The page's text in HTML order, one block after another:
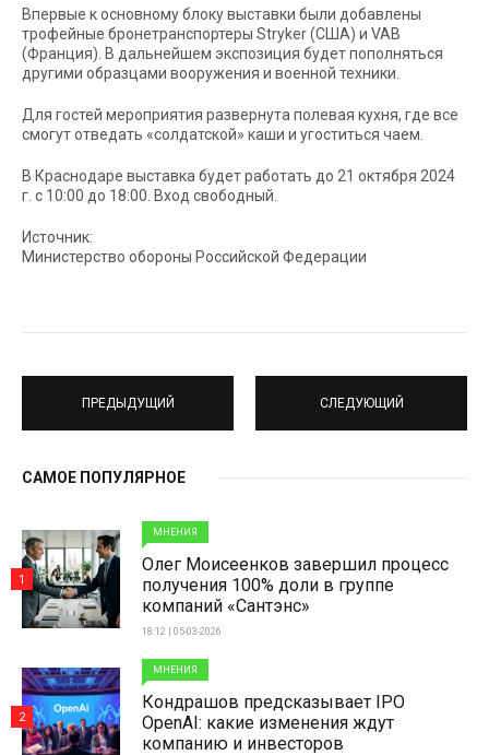
Впервые к основному блоку выставки были добавлены
трофейные бронетранспортеры Stryker (США) и VAB
(Франция). В дальнейшем экспозиция будет пополняться
другими образцами вооружения и военной техники.
Для гостей мероприятия развернута полевая кухня, где все
смогут отведать «солдатской» каши и угоститься чаем.
В Краснодаре выставка будет работать до 21 октября 2024
г. с 10:00 до 18:00. Вход свободный.
Источник:
Министерство обороны Российской Федерации
ПРЕДЫДУЩИЙ СЛЕДУЮЩИЙ
САМОЕ ПОПУЛЯРНОЕ
МНЕНИЯ
Олег Моисеенков завершил процесс
получения 100% доли в группе
компаний «Сантэнс»
18:12 | 05-03-2026
1
МНЕНИЯ
Кондрашов предсказывает IPO
OpenAI: какие изменения ждут
компанию и инвесторов
2